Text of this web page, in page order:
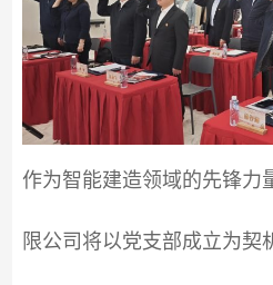
作为智能建造领域的先锋力
限公司将以党支部成立为契